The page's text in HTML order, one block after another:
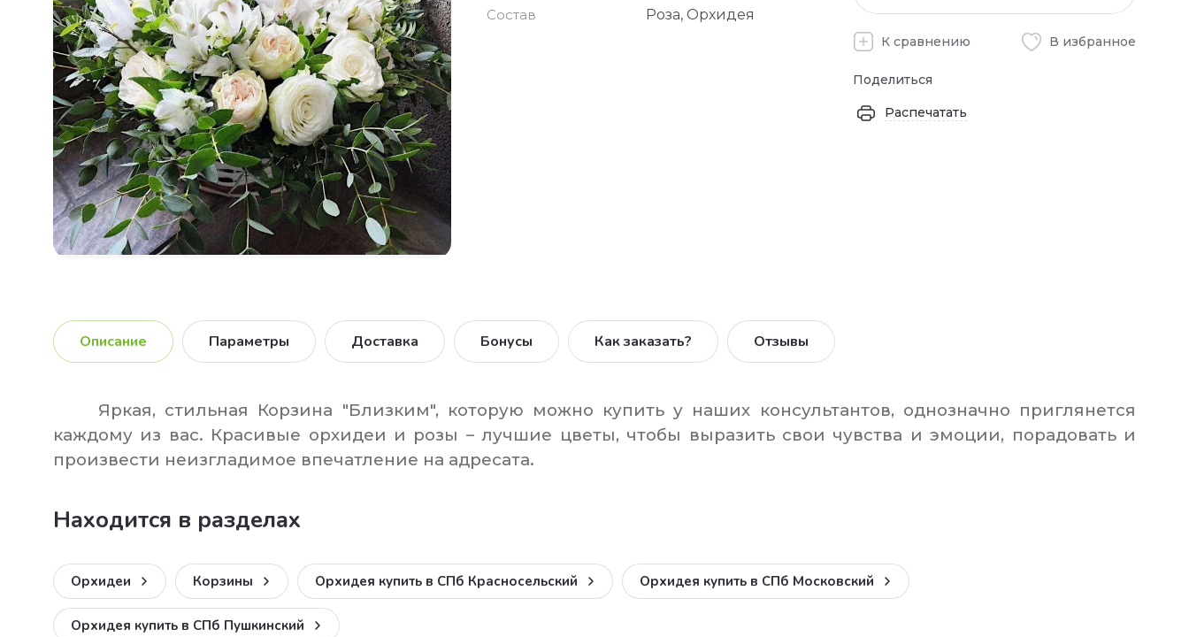
Состав Роза, Орхидея
К сравнению В избранное
Поделиться
Распечатать
Описание Параметры Доставка Бонусы Как заказать? Отзывы
Яркая, стильная Корзина "Близким", которую можно купить у наших консультантов, однозначно приглянется
каждому из вас. Красивые орхидеи и розы – лучшие цветы, чтобы выразить свои чувства и эмоции, порадовать и
произвести неизгладимое впечатление на адресата.
Находится в разделах
Орхидеи Корзины Орхидея купить в СПб Красносельский Орхидея купить в СПб Московский
Орхидея купить в СПб Пушкинский